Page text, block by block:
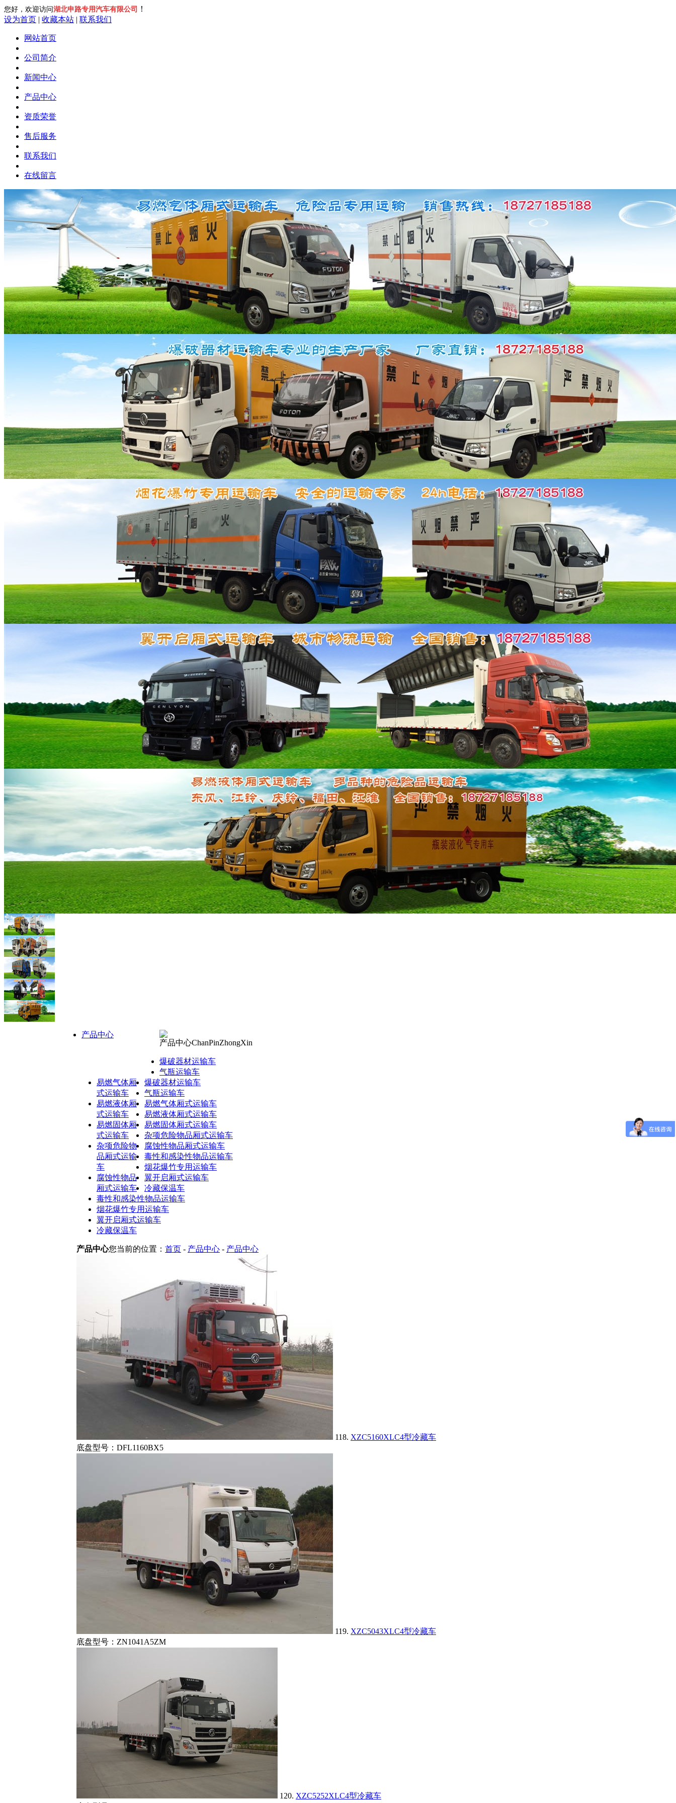
您好，欢迎访问湖北申路专用汽车有限公司
！
设为首页 | 收藏本站 | 联系我们
网站首页
公司简介
新闻中心
产品中心
资质荣誉
售后服务
联系我们
在线留言
产品中心
爆破器材运输车
气瓶运输车
易燃气体厢式运输车
易燃液体厢式运输车
易燃固体厢式运输车
杂项危险物品厢式运输车
腐蚀性物品厢式运输车
毒性和感染性物品运输车
烟花爆竹专用运输车
翼开启厢式运输车
冷藏保温车
产品中心ChanPinZhongXin
爆破器材运输车
气瓶运输车
易燃气体厢
式运输车
易燃液体厢
式运输车
易燃固体厢
式运输车
杂项危险物
品厢式运输
车
腐蚀性物品
厢式运输车
毒性和感染性物品运输车
烟花爆竹专用运输车
翼开启厢式运输车
冷藏保温车
产品中心您当前的位置： 首页 - 产品中心 - 产品中心
118. XZC5160XLC4型冷藏车
底盘型号：DFL1160BX5
119. XZC5043XLC4型冷藏车
底盘型号：ZN1041A5ZM
120. XZC5252XLC4型冷藏车